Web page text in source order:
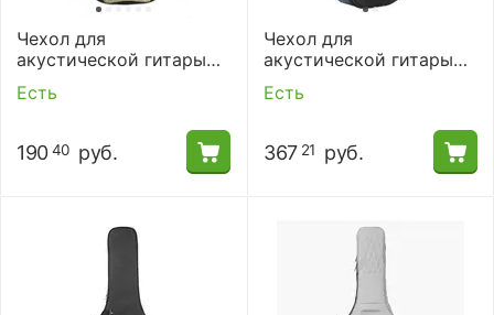
Чехол для
акустической гитары
Profile PRDB906-KA
Есть
190 40 руб.
Чехол для
акустической гитары
Ritter RGP5-D/NBK.
Есть
367 21 руб.